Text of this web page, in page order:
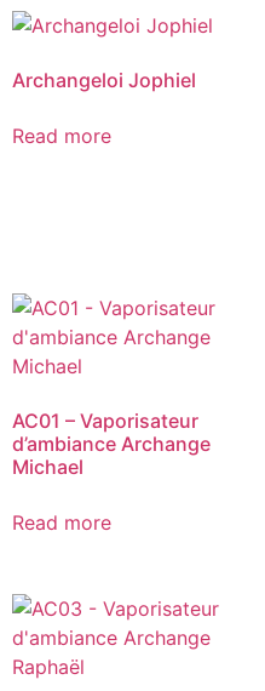
Archangeloi Jophiel
Read more
AC01 – Vaporisateur
d’ambiance Archange
Michael
Read more